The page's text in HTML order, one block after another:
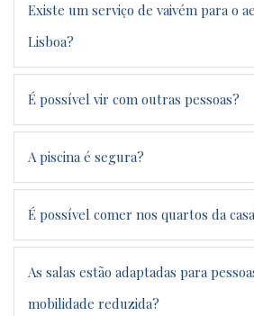
Existe um serviço de vaivém para o
Lisboa?
É possível vir com outras pessoas?
A piscina é segura?
É possível comer nos quartos da
As salas estão adaptadas para
mobilidade reduzida?